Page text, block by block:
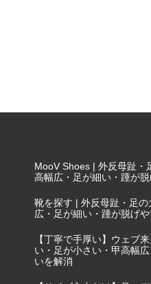
MooV Shoes | 外反母趾・
高幅広・足が細い・踵が
靴を探す | 外反母趾・足
広・足が細い・踵が脱げ
【丁寧で手厚い】ウェブ
い・足が小さい・甲高幅
いを解消